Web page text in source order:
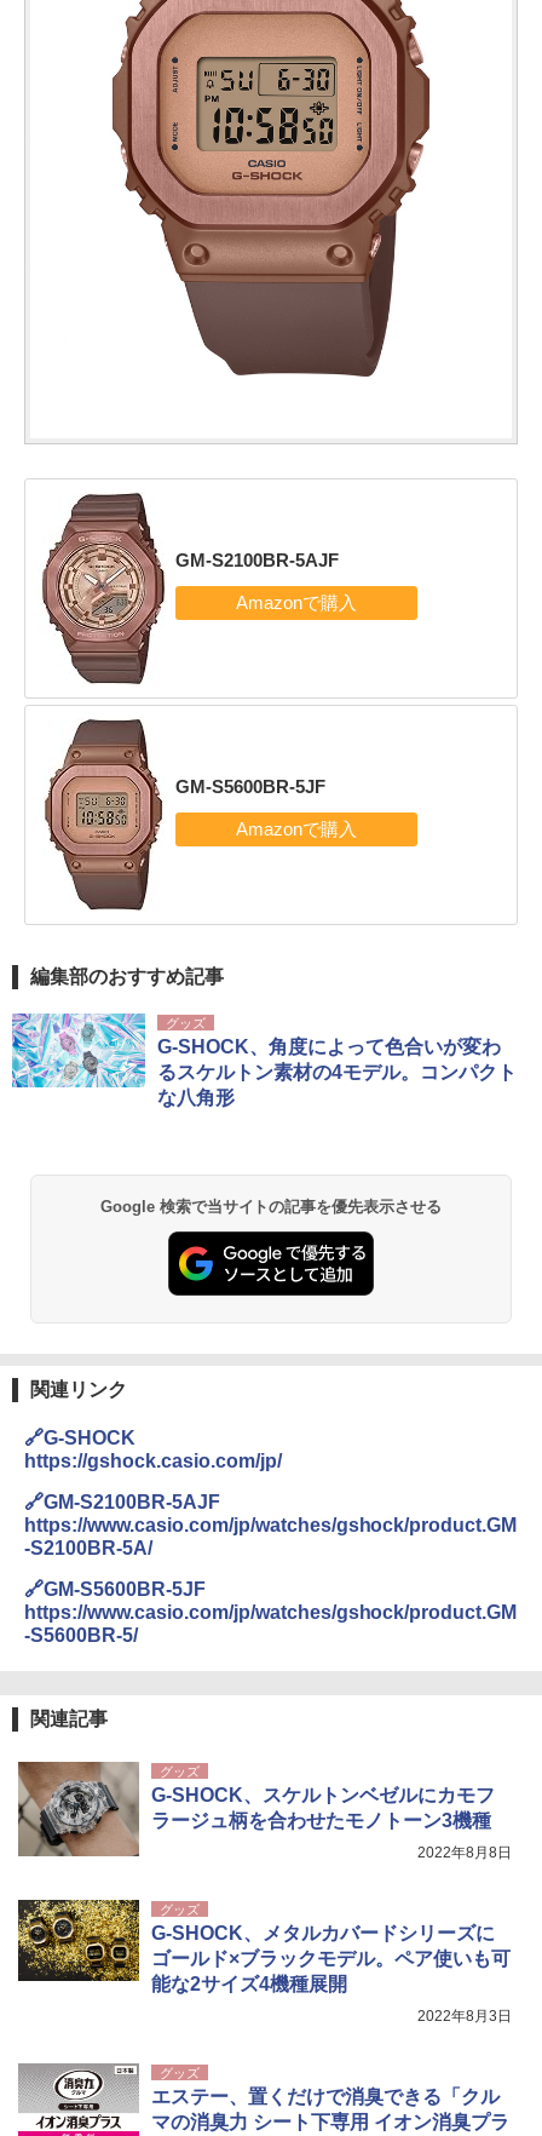
GM-S2100BR-5AJF
GM-S5600BR-5JF
編集部のおすすめ記事
グッズ
G-SHOCK、角度によって色合いが変わ
るスケルトン素材の4モデル。コンパクト
な八角形
Google 検索で当サイトの記事を優先表示させる
関連リンク
🔗G-SHOCK
https://gshock.casio.com/jp/
🔗GM-S2100BR-5AJF
https://www.casio.com/jp/watches/gshock/product.GM
-S2100BR-5A/
🔗GM-S5600BR-5JF
https://www.casio.com/jp/watches/gshock/product.GM
-S5600BR-5/
関連記事
グッズ
G-SHOCK、スケルトンベゼルにカモフ
ラージュ柄を合わせたモノトーン3機種
2022年8月8日
グッズ
G-SHOCK、メタルカバードシリーズに
ゴールド×ブラックモデル。ペア使いも可
能な2サイズ4機種展開
2022年8月3日
グッズ
エステー、置くだけで消臭できる「クル
マの消臭力 シート下専用 イオン消臭プラ